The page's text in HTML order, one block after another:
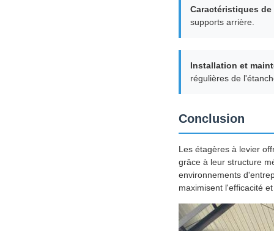
Caractéristiques
supports arrière.
Installation et
régulières de
Conclusion
Les étagères à levier
grâce à leur structure
environnements
maximisent l'efficacité